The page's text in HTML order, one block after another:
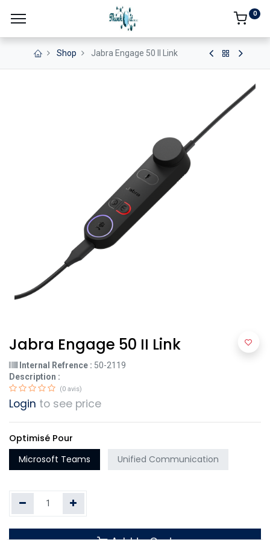
0
Shop Jabra Engage 50 II Link
Jabra Engage 50 II Link
Internal Refrence : 50-2119
Description :
(0 avis)
Login to see price
Optimisé Pour
Microsoft Teams
Unified Communication